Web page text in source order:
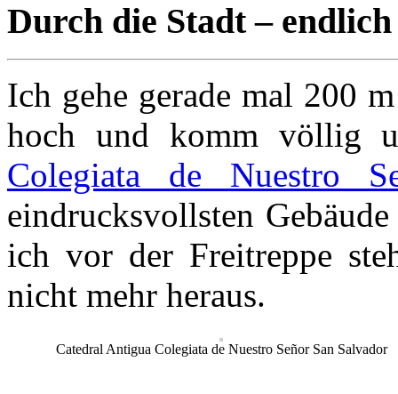
Durch die Stadt –
Ich gehe gerade mal 200
hoch und komm völlig
Colegiata de Nuestro
eindrucksvollsten
ich vor der Freitreppe
nicht mehr heraus.
Catedral Antigua Colegiata de Nuestro Señor San Salvador